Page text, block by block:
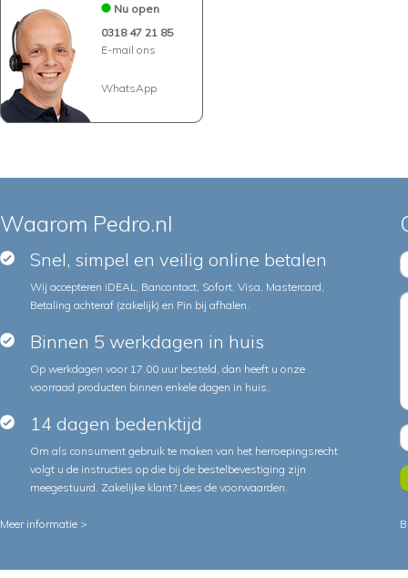
Nu open
0318 47 21 85
E-mail ons
WhatsApp
Waarom Pedro.nl
Snel, simpel en veilig online betalen
Wij accepteren iDEAL, Bancontact, Sofort, Visa, Mastercard,
Betaling achteraf (zakelijk) en Pin bij afhalen.
Binnen 5 werkdagen in huis
Op werkdagen voor 17.00 uur besteld, dan heeft u onze
voorraad producten binnen enkele dagen in huis.
14 dagen bedenktijd
Om als consument gebruik te maken van het herroepingsrecht
volgt u de instructies op die bij de bestelbevestiging zijn
meegestuurd. Zakelijke klant? Lees de voorwaarden.
Meer informatie >